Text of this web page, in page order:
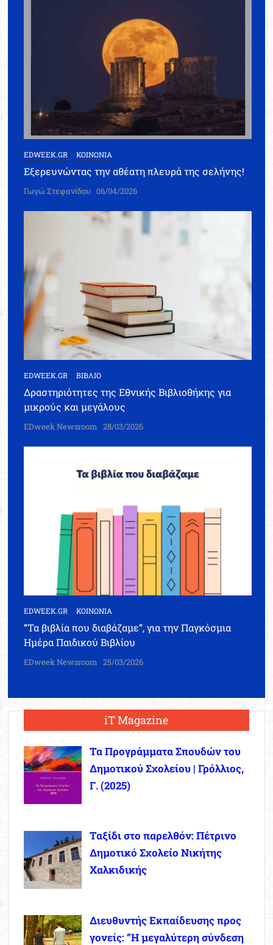
EDWEEK.GR ΚΟΙΝΩΝΙΑ
Εξερευνώντας την αθέατη πλευρά της σελήνης!
Γωγώ Στεφανίδου 06/04/2026
EDWEEK.GR ΒΙΒΛΙΟ
Δραστηριότητες της Εθνικής Βιβλιοθήκης για
μικρούς και μεγάλους
EDweek Newsroom 28/03/2026
EDWEEK.GR ΚΟΙΝΩΝΙΑ
“Τα βιβλία που διαβάζαμε”, για την Παγκόσμια
Ημέρα Παιδικού Βιβλίου
EDweek Newsroom 25/03/2026
iT Magazine
Τα Προγράμματα Σπουδών του
Δημοτικού Σχολείου | Γρόλλιος,
Γ. (2025)
Ταξίδι στο παρελθόν: Πέτρινο
Δημοτικό Σχολείο Νικήτης
Χαλκιδικής
Διευθυντής Εκπαίδευσης προς
γονείς: “Η μεγαλύτερη σύνδεση